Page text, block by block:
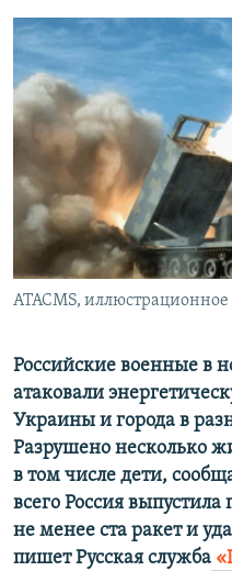
СОВЕТЫ ПРАВОЗАЩИТНИКОВ
ПРОПАВШИЕ БЕЗ ВЕСТИ
ПОБЕДИТЕЛЕЙ НЕ СУДЯТ?
КРЫМ.НЕПОКОРЕННЫЙ
УКРАИНСКАЯ ПРОБЛЕМА
Qırımtatar
ПРИСОЕДИНЯЙТЕСЬ!
Все сайты RFE/RL
ATACMS, иллюстрационное
Российские военные в
атаковали
Украины и города в
Разрушено несколько
в том числе дети,
всего Россия
не менее ста ракет и
пишет Русская служба